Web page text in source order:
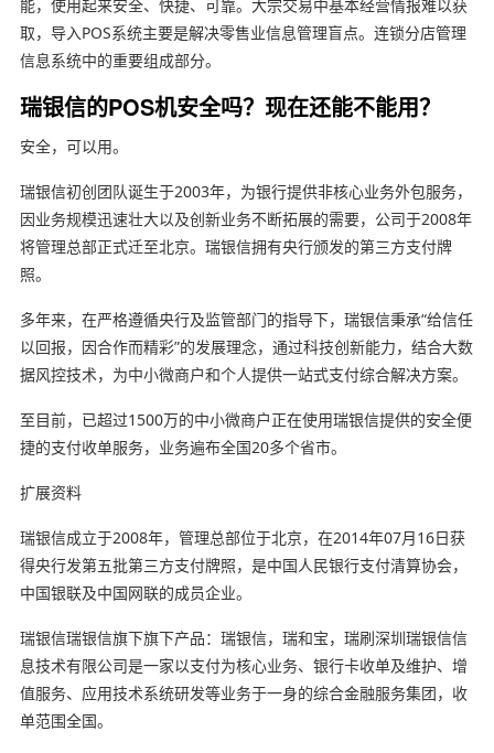
能，使用起来安全、快捷、可靠。大宗交易中基本经营情报难以获
取，导入POS系统主要是解决零售业信息管理盲点。连锁分店管理
信息系统中的重要组成部分。
瑞银信的POS机安全吗？现在还能不能用？
安全，可以用。
瑞银信初创团队诞生于2003年，为银行提供非核心业务外包服务，
因业务规模迅速壮大以及创新业务不断拓展的需要，公司于2008年
将管理总部正式迁至北京。瑞银信拥有央行颁发的第三方支付牌
照。
多年来，在严格遵循央行及监管部门的指导下，瑞银信秉承“给信任
以回报，因合作而精彩”的发展理念，通过科技创新能力，结合大数
据风控技术，为中小微商户和个人提供一站式支付综合解决方案。
至目前，已超过1500万的中小微商户正在使用瑞银信提供的安全便
捷的支付收单服务，业务遍布全国20多个省市。
扩展资料
瑞银信成立于2008年，管理总部位于北京，在2014年07月16日获
得央行发第五批第三方支付牌照，是中国人民银行支付清算协会，
中国银联及中国网联的成员企业。
瑞银信瑞银信旗下旗下产品：瑞银信，瑞和宝，瑞刷深圳瑞银信信
息技术有限公司是一家以支付为核心业务、银行卡收单及维护、增
值服务、应用技术系统研发等业务于一身的综合金融服务集团，收
单范围全国。